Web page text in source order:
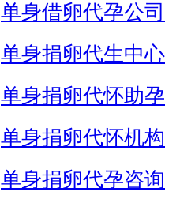
单身借卵代孕公司
单身捐卵代生中心
单身捐卵代怀助孕
单身捐卵代怀机构
单身捐卵代孕咨询